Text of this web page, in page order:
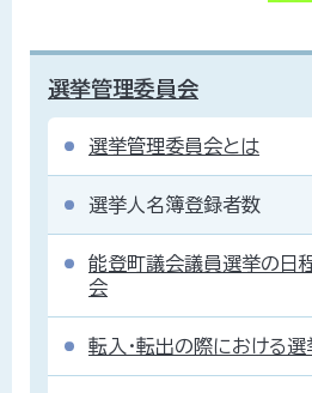
選挙管理委員会
選挙管理委員会とは
選挙人名簿登録者数
能登町議会議員選挙の日
会
転入・転出の際における